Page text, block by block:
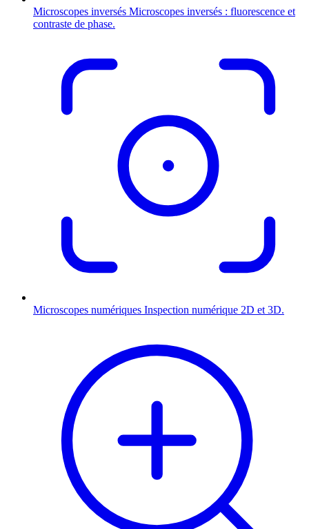
Microscopes inversés Microscopes inversés : fluorescence et
contraste de phase.
Microscopes numériques Inspection numérique 2D et 3D.